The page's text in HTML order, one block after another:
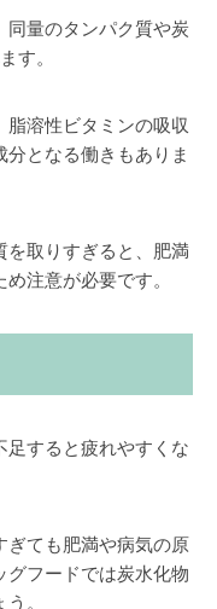
同量のタンパク質や炭
す。
脂溶性ビタミンの吸収
となる働きもありま
を取りすぎると、肥満
注意が必要です。
足すると疲れやすくな
ぎても肥満や病気の原
グフードでは炭水化物
。